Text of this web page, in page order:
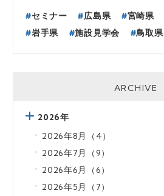
セミナー 広島県 宮崎県
岩手県
施設見学会 鳥取県
ARCHIVE
2026年
2026年8月（4）
2026年7月（9）
2026年6月（6）
2026年5月（7）